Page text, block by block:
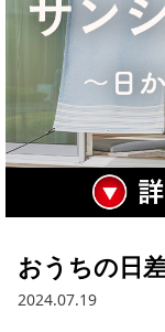
おうちの日
2024.07.19